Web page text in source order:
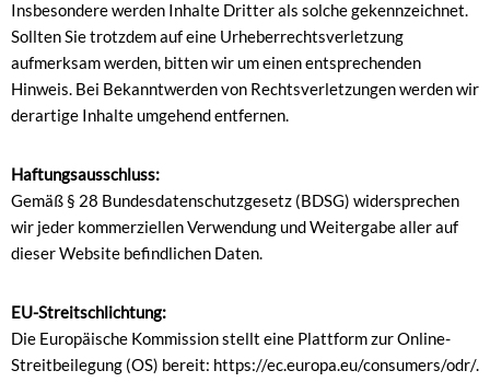
Insbesondere werden Inhalte Dritter als solche gekennzeichnet.
Sollten Sie trotzdem auf eine Urheberrechtsverletzung
aufmerksam werden, bitten wir um einen entsprechenden
Hinweis. Bei Bekanntwerden von Rechtsverletzungen werden wir
derartige Inhalte umgehend entfernen.
Haftungsausschluss:
Gemäß § 28 Bundesdatenschutzgesetz (BDSG) widersprechen
wir jeder kommerziellen Verwendung und Weitergabe aller auf
dieser Website befindlichen Daten.
EU-Streitschlichtung:
Die Europäische Kommission stellt eine Plattform zur Online-
Streitbeilegung (OS) bereit: https://ec.europa.eu/consumers/odr/.